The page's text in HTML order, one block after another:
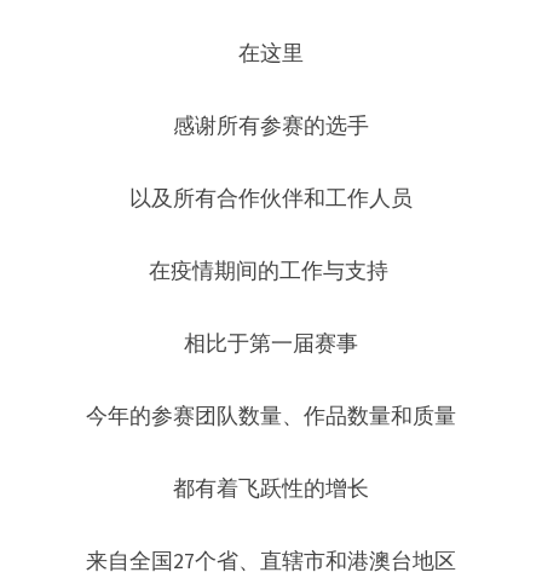
在这里
感谢所有参赛的选手
以及所有合作伙伴和工作人员
在疫情期间的工作与支持
相比于第一届赛事
今年的参赛团队数量、作品数量和质量
都有着飞跃性的增长
来自全国27个省、直辖市和港澳台地区